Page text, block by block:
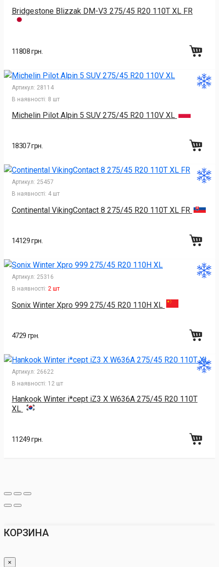
Bridgestone Blizzak DM-V3 275/45 R20 110T XL FR
11808 грн.
Артикул: 28114
В наявності: 8 шт
Michelin Pilot Alpin 5 SUV 275/45 R20 110V XL
18307 грн.
Артикул: 25457
В наявності: 4 шт
Continental VikingContact 8 275/45 R20 110T XL FR
14129 грн.
Артикул: 25316
В наявності: 2 шт
Sonix Winter Xpro 999 275/45 R20 110H XL
4729 грн.
Артикул: 26622
В наявності: 12 шт
Hankook Winter i*cept iZ3 X W636A 275/45 R20 110T
XL
11249 грн.
КОРЗИНА
×